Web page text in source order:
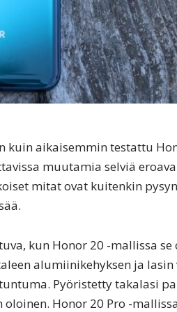
kuin aikaisemmin testattu
muutamia selviä
mitat ovat kuitenkin
kun Honor 20 -mallissa se
alumiinikehyksen ja lasin
Pyöristetty takalasi
Honor 20 Pro -